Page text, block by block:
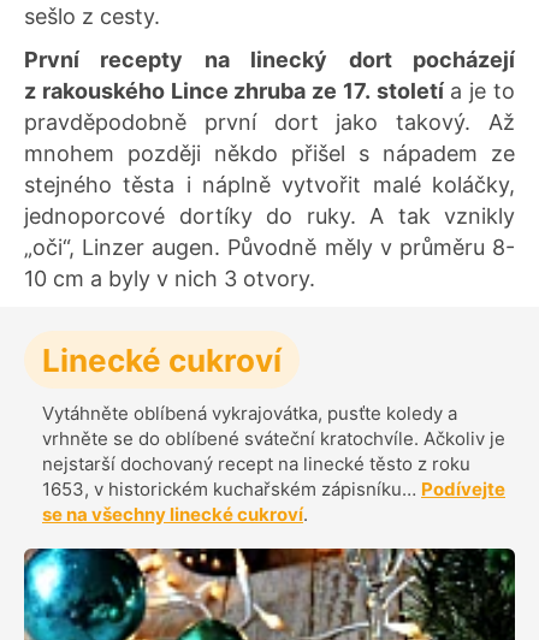
sešlo z cesty.
První recepty na linecký dort pocházejí
z rakouského Lince zhruba ze 17. stoletía je to
pravděpodobně první dort jako takový. Až
mnohem později někdo přišel s nápadem ze
stejného těsta i náplně vytvořit malé koláčky,
jednoporcové dortíky do ruky. A tak vznikly
„oči“, Linzer augen. Původně měly v průměru 8-
10 cm a byly v nich 3 otvory.
Linecké cukroví
Vytáhněte oblíbená vykrajovátka, pusťte koledy a
vrhněte se do oblíbené sváteční kratochvíle. Ačkoliv je
nejstarší dochovaný recept na linecké těsto z roku
1653, v historickém kuchařském zápisníku… Podívejte
se na všechny linecké cukroví.